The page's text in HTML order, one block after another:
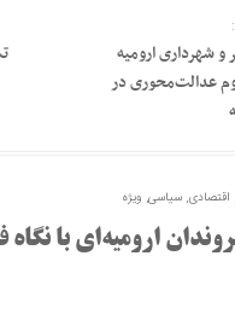
شهرداری ارومیه
عدالت‌محوری در
اقتصادی, سیاسی, ویژه
ارومیه‌ای با